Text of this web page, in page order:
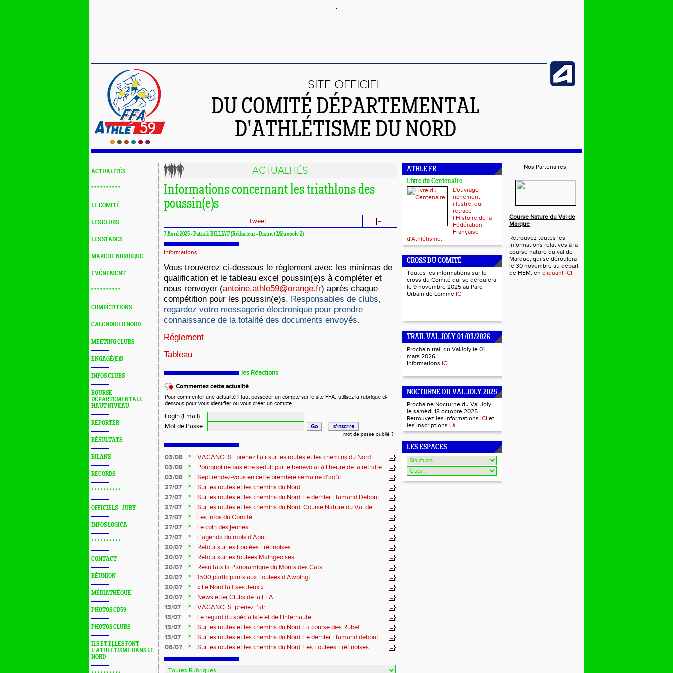
SITE OFFICIEL
DU COMITÉ DÉPARTEMENTAL
D'ATHLÉTISME DU NORD
ACTUALITÉS
* * * * * * * * * *
LE COMITÉ
LES CLUBS
LES STADES
MARCHE NORDIQUE
EVÉNEMENT
* * * * * * * * * *
COMPÉTITIONS
CALENDRIER NORD
MEETING CLUBS
ENGAGÉ(E)S
INFOS CLUBS
BOURSE
DÉPARTEMENTALE
HAUT NIVEAU
REPORTER
RÉSULTATS
BILANS
RECORDS
* * * * * * * * * *
OFFICIELS - JURY
INFOS LOGICA
* * * * * * * * * *
CONTACT
RÉUNION
MÉDIATHÈQUE
PHOTOS CD59
PHOTOS CLUBS
ILS ET ELLES FONT
L'ATHLÉTISME DANS LE
NORD
ACTUALITÉS
Informations concernant les triathlons des
poussin(e)s
Tweet
7 Avril 2025 - Patrick BILLIAU (Rédacteur - District Métropole 2)
Informations
Vous trouverez ci-dessous le règlement avec les minimas de
qualification et le tableau excel poussin(e)s à compléter et
nous renvoyer (antoine.athle59@orange.fr) après chaque
compétition pour les poussin(e)s. Responsables de clubs,
regardez votre messagerie électronique pour prendre
connaissance de la totalité des documents envoyés.
Réglement
Tableau
les Réactions
Commentez cette actualité
Pour commenter une actualité il faut posséder un compte sur le site FFA, utilisez la rubrique ci-
dessous pour vous identifier ou vous créer un compte.
Login (Email)
:
Mot de Passe : |
mot de passe oublié ?
03/08 >
VACANCES : prenez l’air sur les routes et les chemins du Nord…
03/08
>
Pourquoi ne pas être séduit par le bénévolat à l’heure de la retraite
?...
03/08 >
Sept rendez-vous en cette première semaine d’août…
27/07
>
Sur les routes et les chemins du Nord
27/07
>
Sur les routes et les chemins du Nord: Le dernier Flamand Debout
27/07
>
Sur les routes et les chemins du Nord: Course Nature du Val de
Marque
27/07 >
Les infos du Comité
27/07
>
Le coin des jeunes
27/07
>
L'agenda du mois d'Août
20/07
>
Retour sur les Foulées Frétinoises
20/07
>
Retour sur les foulées Maingeoises
20/07
>
Résultats la Panoramique du Monts des Cats
20/07
>
1500 participants aux Foulées d’Awoingt
20/07
>
« Le Nord fait ses Jeux »
20/07
>
Newsletter Clubs de la FFA
13/07
>
VACANCES: prenez l'air....
13/07
>
Le regard du spécialiste et de l'internaute
13/07
>
Sur les routes et les chemins du Nord: La course des Rubef
13/07
>
Sur les routes et les chemins du Nord: Le dernier Flamand debout
06/07
> Sur les routes et les chemins du Nord: Les Foulées Frétinoises
ATHLE.FR
Livre du Centenaire
L'ouvrage
richement
illustré, qui
retrace
l’Histoire de la
Fédération
Française
d'Athlétisme.
CROSS DU COMITÉ
Toutes les informations sur le
cross du Comité qui se déroulera
le 9 novembre 2025 au Parc
Urbain de Lomme ICI
TRAIL VAL JOLY 01/03/2026
Prochain trail du ValJoly le 01
mars 2026
Informations ICI
NOCTURNE DU VAL JOLY 2025
Prochaine Nocturne du Val Joly
le samedi 18 octobre 2025.
Retrouvez les informations ICI et
les inscriptions Là
LES ESPACES
Nos Partenaires:
Course Nature du Val de
Marque
Retrouvez toutes les
informations relatives à la
course nature du val de
Marque, qui se déroulera
le 30 novembre au départ
de HEM, en cliquant ICI